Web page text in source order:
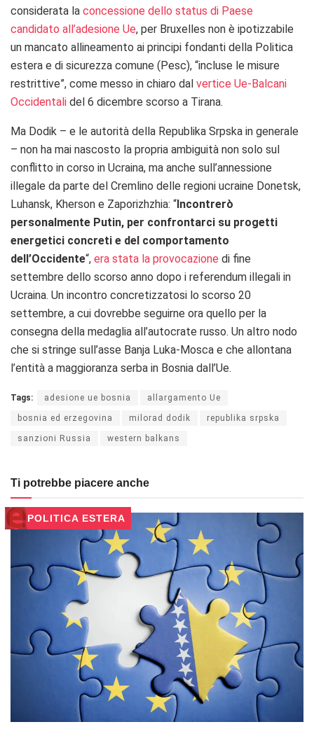
considerata la concessione dello status di Paese
candidato all’adesione Ue, per Bruxelles non è ipotizzabile
un mancato allineamento ai principi fondanti della Politica
estera e di sicurezza comune (Pesc), “incluse le misure
restrittive”, come messo in chiaro dal vertice Ue-Balcani
Occidentali del 6 dicembre scorso a Tirana.
Ma Dodik – e le autorità della Republika Srpska in generale
– non ha mai nascosto la propria ambiguità non solo sul
conflitto in corso in Ucraina, ma anche sull’annessione
illegale da parte del Cremlino delle regioni ucraine Donetsk,
Luhansk, Kherson e Zaporizhzhia: “Incontrerò
personalmente Putin, per confrontarci su progetti
energetici concreti e del comportamento
dell’Occidente“, era stata la provocazione di fine
settembre dello scorso anno dopo i referendum illegali in
Ucraina. Un incontro concretizzatosi lo scorso 20
settembre, a cui dovrebbe seguirne ora quello per la
consegna della medaglia all’autocrate russo. Un altro nodo
che si stringe sull’asse Banja Luka-Mosca e che allontana
l’entità a maggioranza serba in Bosnia dall’Ue.
Tags: adesione ue bosnia allargamento Ue
bosnia ed erzegovina milorad dodik republika srpska
sanzioni Russia western balkans
Ti potrebbe piacere anche
POLITICA ESTERA